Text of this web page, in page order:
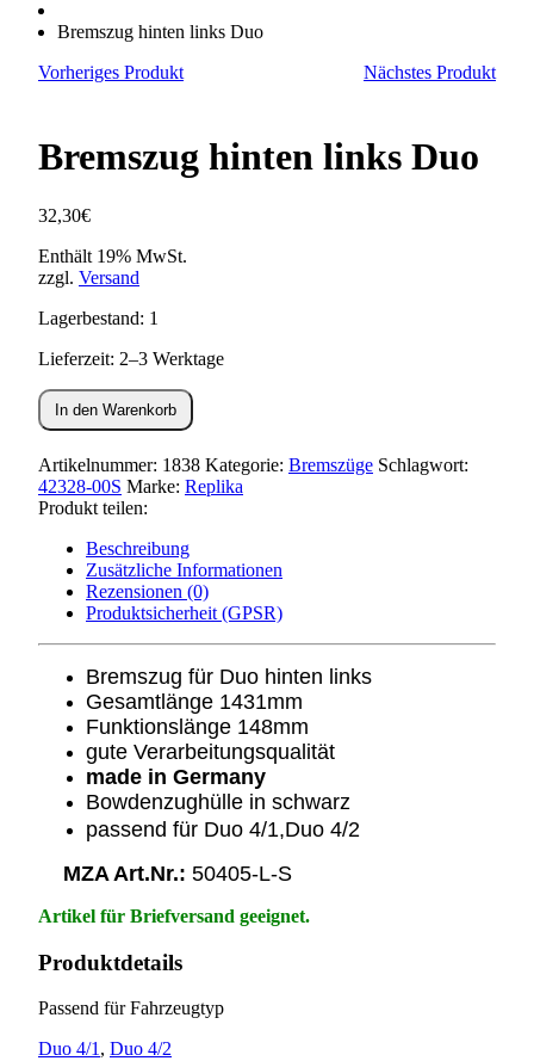
Bremszug hinten links Duo
Vorheriges Produkt
Nächstes Produkt
Bremszug hinten links Duo
32,30€
Enthält 19% MwSt.
zzgl. Versand
Lagerbestand: 1
Lieferzeit: 2–3 Werktage
Bremszug
hinten
Duo
Menge
In den Warenkorb
Artikelnummer: 1838 Kategorie: Bremszüge Schlagwort:
42328-00S Marke: Replika
Produkt teilen:
Beschreibung
Zusätzliche Informationen
Rezensionen (0)
Produktsicherheit (GPSR)
Bremszug für Duo hinten links
Gesamtlänge 1431mm
Funktionslänge 148mm
gute Verarbeitungsqualität
made in Germany
Bowdenzughülle in schwarz
passend für Duo 4/1,Duo 4/2
MZA Art.Nr.: 50405-L-S
Artikel für Briefversand geeignet.
Produktdetails
Passend für Fahrzeugtyp
Duo 4/1 , Duo 4/2